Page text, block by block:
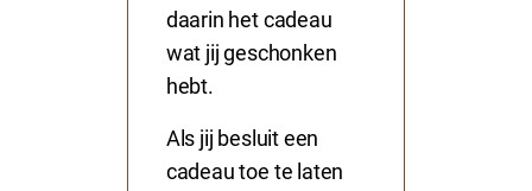
daarin het cadeau
wat jij geschonken
hebt.
Als jij besluit een
cadeau toe te laten